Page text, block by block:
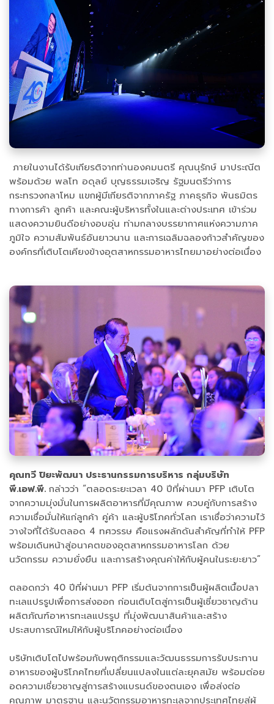
ภายในงานได้รับเกียรติจากท่านองคมนตรี คุณนุรักษ์ มาประณีต
พร้อมด้วย พลโท อดุลย์ บุญธรรมเจริญ รัฐมนตรีว่าการ
กระทรวงกลาโหม แขกผู้มีเกียรติจากภาครัฐ ภาคธุรกิจ พันธมิตร
ทางการค้า ลูกค้า และคณะผู้บริหารทั้งในและต่างประเทศ เข้าร่วม
แสดงความยินดีอย่างอบอุ่น ท่ามกลางบรรยากาศแห่งความภาค
ภูมิใจ ความสัมพันธ์อันยาวนาน และการเฉลิมฉลองก้าวสำคัญของ
องค์กรที่เติบโตเคียงข้างอุตสาหกรรมอาหารไทยมาอย่างต่อเนื่อง
คุณทวี ปิยะพัฒนา ประธานกรรมการบริหาร กลุ่มบริษัท
พี.เอฟ.พี. กล่าวว่า “ตลอดระยะเวลา 40 ปีที่ผ่านมา PFP เติบโต
จากความมุ่งมั่นในการผลิตอาหารที่มีคุณภาพ ควบคู่กับการสร้าง
ความเชื่อมั่นให้แก่ลูกค้า คู่ค้า และผู้บริโภคทั่วโลก เราเชื่อว่าความไว้
วางใจที่ได้รับตลอด 4 ทศวรรษ คือแรงผลักดันสำคัญที่ทำให้ PFP
พร้อมเดินหน้าสู่อนาคตของอุตสาหกรรมอาหารโลก ด้วย
นวัตกรรม ความยั่งยืน และการสร้างคุณค่าให้กับผู้คนในระยะยาว”
ตลอดกว่า 40 ปีที่ผ่านมา PFP เริ่มต้นจากการเป็นผู้ผลิตเนื้อปลา
ทะเลแปรรูปเพื่อการส่งออก ก่อนเติบโตสู่การเป็นผู้เชี่ยวชาญด้าน
ผลิตภัณฑ์อาหารทะเลแปรรูป ที่มุ่งพัฒนาสินค้าและสร้าง
ประสบการณ์ใหม่ให้กับผู้บริโภคอย่างต่อเนื่อง
บริษัทเติบโตไปพร้อมกับพฤติกรรมและวัฒนธรรมการรับประทาน
อาหารของผู้บริโภคไทยที่เปลี่ยนแปลงในแต่ละยุคสมัย พร้อมต่อย
อดความเชี่ยวชาญสู่การสร้างแบรนด์ของตนเอง เพื่อส่งต่อ
คุณภาพ มาตรฐาน และนวัตกรรมอาหารทะเลจากประเทศไทยสู่ผู้